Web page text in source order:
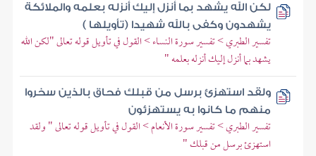
لكن الله يشهد بما أنزل إليك أنزله بعلمه والملائكة
يشهدون وكفى بالله شهيدا (تأويلها )
تفسير الطبري > تفسير سورة النساء > القول في تأويل قوله تعالى "لكن الله
يشهد بما أنزل إليك أنزله بعلمه "
ولقد استهزئ برسل من قبلك فحاق بالذين سخروا
منهم ما كانوا به يستهزئون
تفسير الطبري > تفسير سورة الأنعام > القول في تأويل قوله تعالى " ولقد
استهزئ برسل من قبلك "